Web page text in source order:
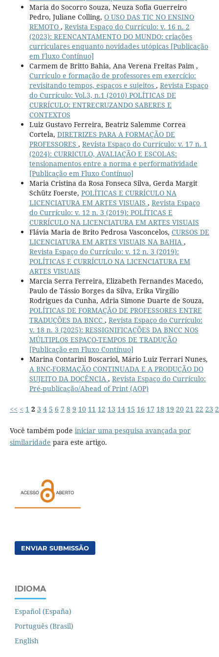
Maria do Socorro Souza, Neuza Sofia Guerreiro
Pedro, Juliane Colling, O USO DAS TIC NO ENSINO
REMOTO , Revista Espaço do Currículo: v. 16 n. 2
(2023): REENCANTAMENTO DO MUNDO: criações
curriculares enquanto novidades utópicas [Publicação
em Fluxo Contínuo]
Carmem de Britto Bahia, Ana Verena Freitas Paim ,
Currículo e formação de professores em exercício:
revisitando tempos, espaços e sujeitos , Revista Espaço
do Currículo: Vol.3, n.1 (2010) POLÍTICAS DE
CURRÍCULO: ENTRECRUZANDO SABERES E
CONTEXTOS
Luiz Gustavo Ferreira, Beatriz Salemme Correa
Cortela, DIRETRIZES PARA A FORMAÇÃO DE
PROFESSORES , Revista Espaço do Currículo: v. 17 n. 1
(2024): CURRICULO, AVALIAÇÃO E ESCOLAS:
tensionamentos entre a norma e performatividade
[Publicação em Fluxo Contínuo]
Maria Cristina da Rosa Fonseca Silva, Gerda Margit
Schütz Foerste, POLÍTICAS E CURRÍCULO NA
LICENCIATURA EM ARTES VISUAIS , Revista Espaço
do Currículo: v. 12 n. 3 (2019): POLÍTICAS E
CURRÍCULO NA LICENCIATURA EM ARTES VISUAIS
Flávia Maria de Brito Pedrosa Vasconcelos, CURSOS DE
LICENCIATURA EM ARTES VISUAIS NA BAHIA ,
Revista Espaço do Currículo: v. 12 n. 3 (2019):
POLÍTICAS E CURRÍCULO NA LICENCIATURA EM
ARTES VISUAIS
Marcia Serra Ferreira, Elizabeth Fernandes Macedo,
Paulo de Tássio Borges da Silva, Erika Virgílio
Rodrigues da Cunha, Adria Simone Duarte de Souza,
POLÍTICAS DE FORMAÇÃO DE PROFESSORES ENTRE
TRADUÇÕES DA BNCC , Revista Espaço do Currículo:
v. 18 n. 3 (2025): RESSIGNIFICAÇÕES DA BNCC NOS
MÚLTIPLOS ESPAÇO-TEMPOS DE TRADUÇÃO
[Publicação em Fluxo Contínuo]
Marina Contarini Boscariol, Mário Luiz Ferrari Nunes,
A BNC-FORMAÇÃO CONTINUADA E A PRODUÇÃO DO
SUJEITO DA DOCÊNCIA , Revista Espaço do Currículo:
Pré-publicação/Ahead of Print (AOP)
<< < 1 2 3 4 5 6 7 8 9 10 11 12 13 14 15 16 17 18 19 20 21 22 23
Você também pode iniciar uma pesquisa avançada por
similaridade para este artigo.
ENVIAR SUBMISSÃO
IDIOMA
Español (España)
Português (Brasil)
English